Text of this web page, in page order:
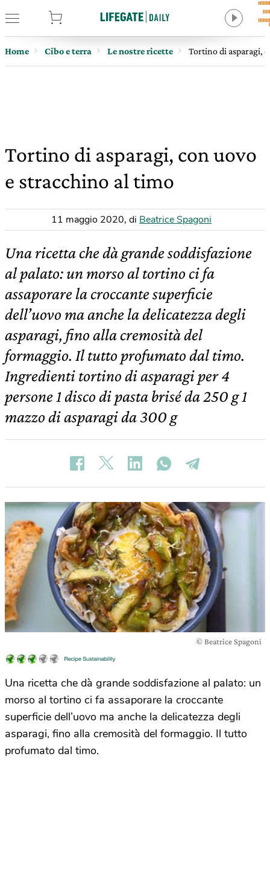
Home Cibo e terra Le nostre ricette Tortino di asparagi,
Tortino di asparagi, con uovo
e stracchino al timo
11 maggio 2020, di Beatrice Spagoni
Una ricetta che dà grande soddisfazione
al palato: un morso al tortino ci fa
assaporare la croccante superficie
dell’uovo ma anche la delicatezza degli
asparagi, fino alla cremosità del
formaggio. Il tutto profumato dal timo.
Ingredienti tortino di asparagi per 4
persone 1 disco di pasta brisé da 250 g 1
mazzo di asparagi da 300 g
© Beatrice Spagoni
Una ricetta che dà grande soddisfazione al palato: un
morso al tortino ci fa assaporare la croccante
superficie dell’uovo ma anche la delicatezza degli
asparagi, fino alla cremosità del formaggio. Il tutto
profumato dal timo.